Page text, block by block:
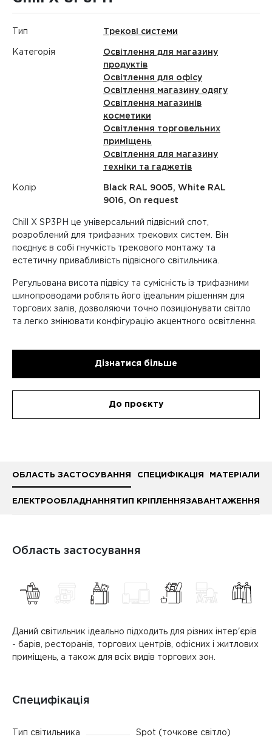
Тип Трекові системи
Категорія
Освітлення для магазину
продуктів
Освітлення для офісу
Освітлення магазину одягу
Освітлення магазинів
косметики
Освітлення торговельних
приміщень
Освітлення для магазину
техніки та гаджетів
Колір
Black RAL 9005, White RAL
9016, On request
Chill X SP3PH це універсальний підвісний спот,
розроблений для трифазних трекових систем. Він
поєднує в собі гнучкість трекового монтажу та
естетичну привабливість підвісного світильника.
Регульована висота підвісу та сумісність із трифазними
шинопроводами роблять його ідеальним рішенням для
торгових залів, дозволяючи точно позиціонувати світло
та легко змінювати конфігурацію акцентного освітлення.
Дізнатися більше
До проєкту
ОБЛАСТЬ ЗАСТОСУВАННЯ СПЕЦИФІКАЦІЯ МАТЕРІАЛИ
ЕЛЕКТРООБЛАДНАННЯ ТИП КРІПЛЕННЯ ЗАВАНТАЖЕННЯ
Область застосування
Даний світильник ідеально підходить для різних інтер'єрів
- барів, ресторанів, торгових центрів, офісних і житлових
приміщень, а також для всіх видів торгових зон.
Специфікація
Тип світильника Spot (точкове світло)